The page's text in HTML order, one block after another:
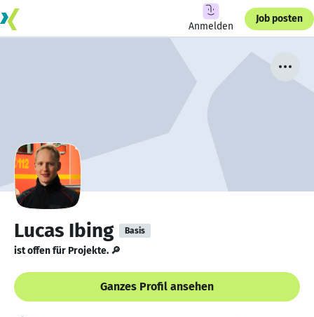
Anmelden
Job posten
Lucas Ibing Basis
ist offen für Projekte. 🔎
Ganzes Profil ansehen